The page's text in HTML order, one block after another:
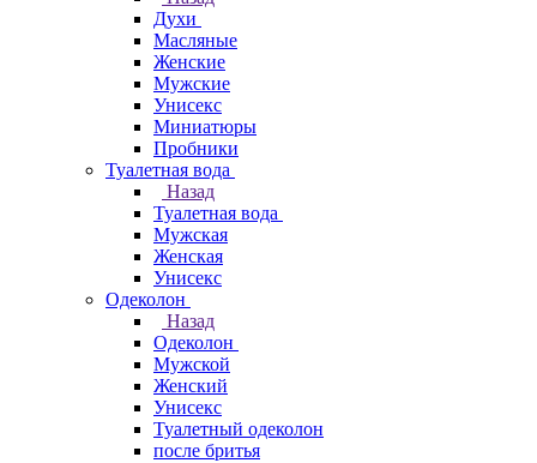
Духи
Масляные
Женские
Мужские
Унисекс
Миниатюры
Пробники
Туалетная вода
Назад
Туалетная вода
Мужская
Женская
Унисекс
Одеколон
Назад
Одеколон
Мужской
Женский
Унисекс
Туалетный одеколон
после бритья